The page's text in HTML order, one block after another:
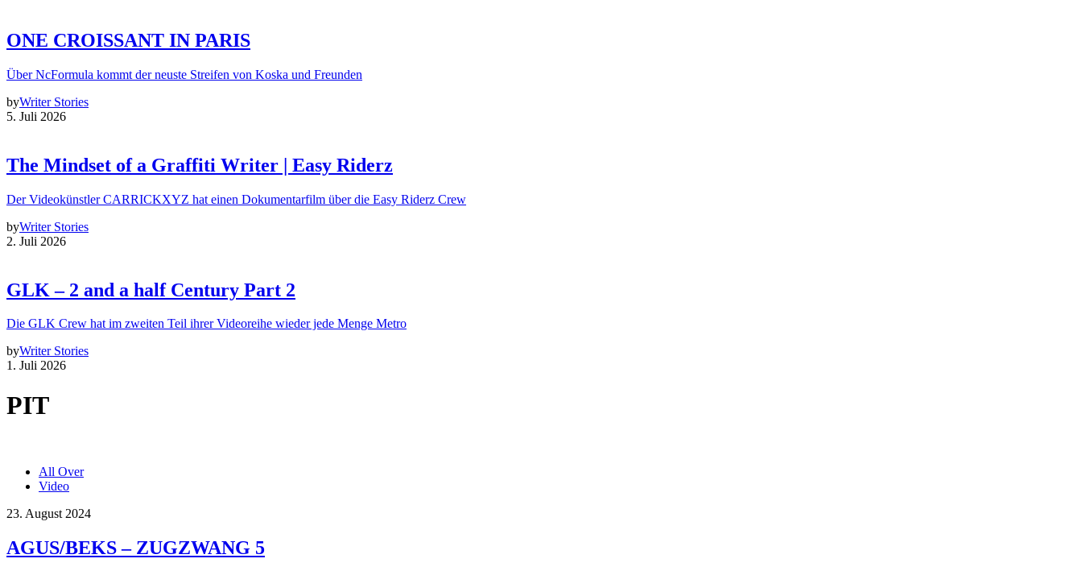
ONE CROISSANT IN PARIS
Über NcFormula kommt der neuste Streifen von Koska und Freunden
byWriter Stories
5. Juli 2026
The Mindset of a Graffiti Writer | Easy Riderz
Der Videokünstler CARRICKXYZ hat einen Dokumentarfilm über die Easy Riderz Crew
byWriter Stories
2. Juli 2026
GLK – 2 and a half Century Part 2
Die GLK Crew hat im zweiten Teil ihrer Videoreihe wieder jede Menge Metro
byWriter Stories
1. Juli 2026
PIT
All Over
Video
23. August 2024
AGUS/BEKS – ZUGZWANG 5